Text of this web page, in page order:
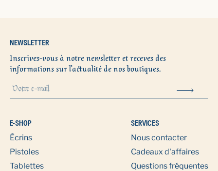
NEWSLETTER
Inscrivez-vous à notre newsletter et recevez des
informations sur l’actualité de nos boutiques.
E-SHOP
Écrins
Pistoles
Tablettes
SERVICES
Nous contacter
Cadeaux d'affaires
Questions fréquentes